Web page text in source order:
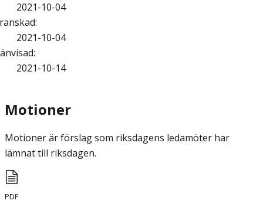
2021-10-04
:
2021-10-04
:
2021-10-14
Motioner
Motioner är förslag som riksdagens ledamöter har
lämnat till riksdagen.
PDF